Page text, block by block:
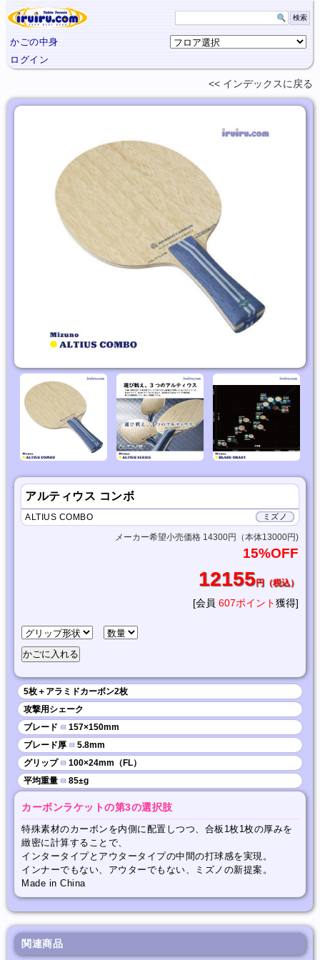
かごの中身
ログイン
インデックスに 戻る
アルティウス コンボ
ミズノ
ALTIUS COMBO
メーカー希望小売価格 14300円（本体13000円)
15%OFF
12155円（税込）
[会員 607ポイント獲得]
5枚＋アラミドカーボン2枚
攻撃用シェーク
ブレード ■ 157×150mm
ブレード厚 ■ 5.8mm
グリップ ■ 100×24mm（FL）
平均重量 ■ 85±g
カーボンラケットの第3の選択肢
特殊素材のカーボンを内側に配置しつつ、合板1枚1枚の厚みを
緻密に計算することで、
インタータイプとアウタータイプの中間の打球感を実現。
インナーでもない、アウターでもない、ミズノの新提案。
Made in China
関連商品